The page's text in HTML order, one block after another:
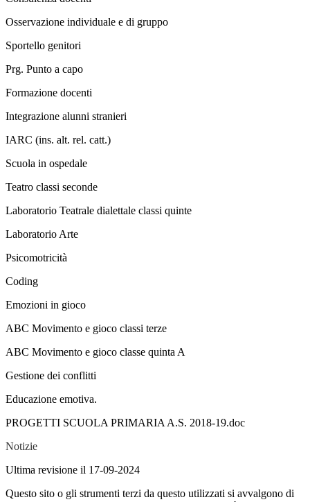
Osservazione individuale e di gruppo
Sportello genitori
Prg. Punto a capo
Formazione docenti
Integrazione alunni stranieri
IARC (ins. alt. rel. catt.)
Scuola in ospedale
Teatro classi seconde
Laboratorio Teatrale dialettale classi quinte
Laboratorio Arte
Psicomotricità
Coding
Emozioni in gioco
ABC Movimento e gioco classi terze
ABC Movimento e gioco classe quinta A
Gestione dei conflitti
Educazione emotiva.
PROGETTI SCUOLA PRIMARIA A.S. 2018-19.doc
Notizie
Ultima revisione il 17-09-2024
Questo sito o gli strumenti terzi da questo utilizzati si avvalgono di